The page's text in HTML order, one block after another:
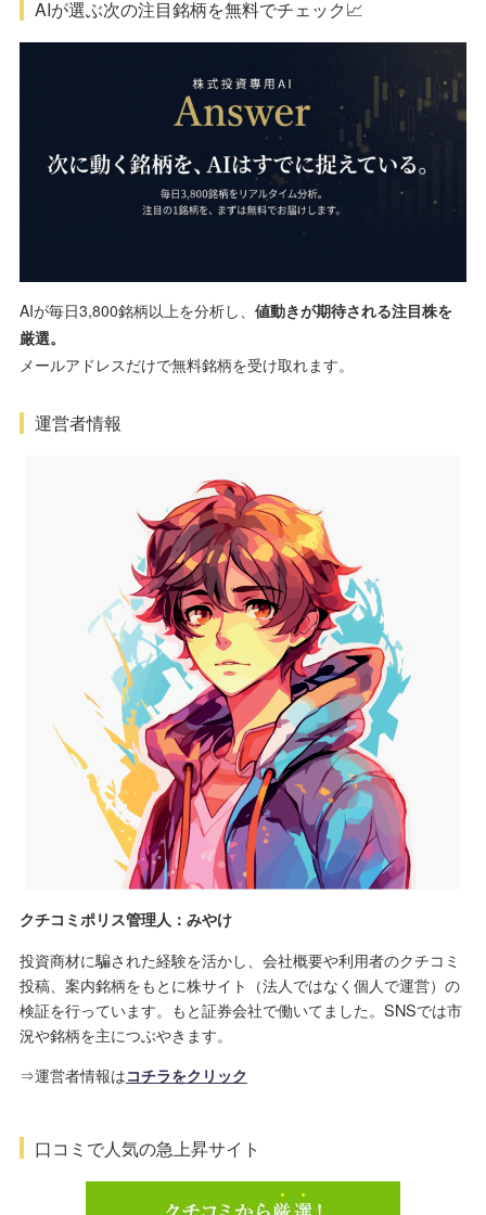
AIが選ぶ次の注目銘柄を無料でチェック📈
AIが毎日3,800銘柄以上を分析し、 値動きが期待される注目株を
厳選。
メールアドレスだけで無料銘柄を受け取れます。
運営者情報
クチコミポリス管理人：みやけ
投資商材に騙された経験を活かし、会社概要や利用者のクチコミ
投稿、案内銘柄をもとに株サイト（法人ではなく個人で運営）の
検証を行っています。もと証券会社で働いてました。SNSでは市
況や銘柄を主につぶやきます。
⇒運営者情報はコチラをクリック
口コミで人気の急上昇サイト